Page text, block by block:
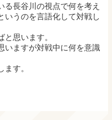
る長谷川の視点で何を考え
いうのを言語化して対戦し
思います。
いますが対戦中に何を意識
す。